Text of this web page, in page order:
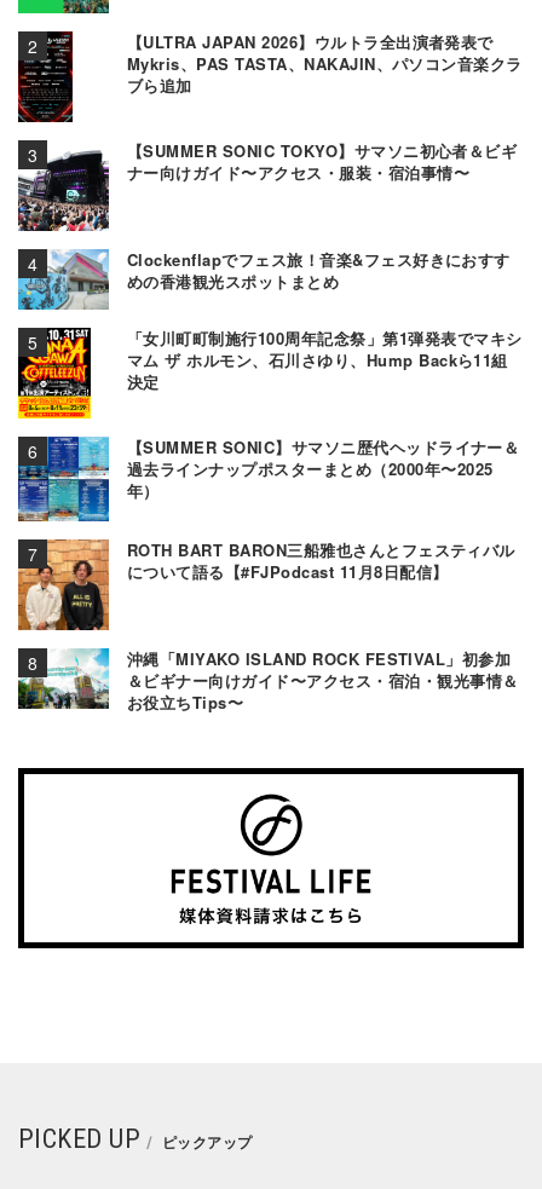
【ULTRA JAPAN 2026】ウルトラ全出演者発表で
Mykris、PAS TASTA、NAKAJIN、パソコン音楽クラ
ブら追加
【SUMMER SONIC TOKYO】サマソニ初心者＆ビギ
ナー向けガイド〜アクセス・服装・宿泊事情〜
Clockenflapでフェス旅！音楽&フェス好きにおすす
めの香港観光スポットまとめ
「女川町町制施行100周年記念祭」第1弾発表でマキシ
マム ザ ホルモン、石川さゆり、Hump Backら11組
決定
【SUMMER SONIC】サマソニ歴代ヘッドライナー＆
過去ラインナップポスターまとめ（2000年〜2025
年）
ROTH BART BARON三船雅也さんとフェスティバル
について語る【#FJPodcast 11月8日配信】
沖縄「MIYAKO ISLAND ROCK FESTIVAL」初参加
＆ビギナー向けガイド〜アクセス・宿泊・観光事情＆
お役立ちTips〜
PICKED UP ピックアップ